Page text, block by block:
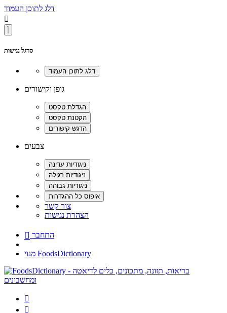
דלג לתוכן העמוד

סרגל נגישות
גופן וקישורים
צבעים
צור קשר
הצהרת נגישות
 התחבר
מנוי FoodsDictionary

